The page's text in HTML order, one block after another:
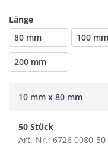
Länge
80 mm
100 mm
200 mm
10 mm x 80 mm
50 Stück
Art.-Nr.: 6726 0080-50